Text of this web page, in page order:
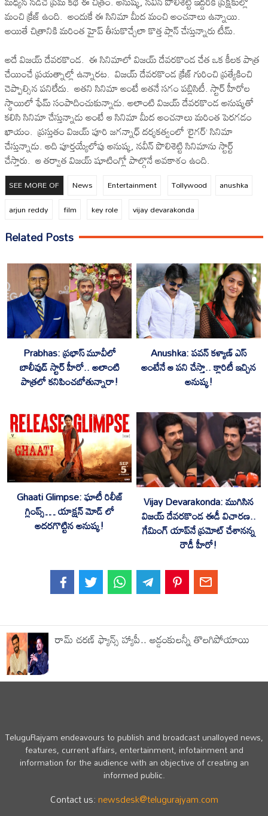
మంచి క్రేజ్ ఉంది. అందుకే ఈ సినిమా మీద మంచి అంచనాలు ఉన్నాయి.
అయితే చిత్రానికి మరింత హైప్ తీసుకొచ్చేలా కొత్త ప్లాన్ చేస్తున్నారు టీమ్.
అదే విజయ్ దేవరకొండ. ఈ సినిమాలో విజయ్ దేవరకొండ చేత ఒక కీలక పాత్ర
చేయించే ప్రయత్నాల్లో ఉన్నారట. విజయ్ దేవరకొండ క్రేజ్ గురించి ప్రత్యేకించి
చెప్పాల్సిన పనిలేదు. అతని సినిమా అంటే అతనే సగం పబ్లిసిటీ. స్టార్ హీరోల
స్థాయిలో ఫేమ్ సంపాదించుకున్నాడు. అలాంటి విజయ్ దేవరకొండ అనుష్కతో
కలిసి సినిమా చేస్తున్నాడు అంటే ఆ సినిమా మీద అంచనాలు మరింత పెరగడం
ఖాయం. ప్రస్తుతం విజయ్ పూరి జగన్నాధ్ దర్శకత్వంలో ‘లైగర్’ సినిమా
చేస్తున్నాడు. అది పూర్తయ్యేలోపు అనుష్క, నవీన్ పొలిశెట్టి సినిమాను స్టార్ట్
చేస్తారు. ఆ తర్వాత విజయ్ షూటింగ్లో పాల్గొనే అవకాశం ఉంది.
SEE MORE OF News Entertainment Tollywood
anushka
arjun reddy
film key role vijay devarakonda
Related Posts
‎Prabhas: ప్రభాస్ మూవీలో
బాలీవుడ్ స్టార్ హీరో.. అలాంటి
పాత్రలో కనిపించబోతున్నారా!
Anushka: పవన్ కళ్యాణ్ ఎస్
అంటేనే ఆ పని చేస్తా.. క్లారిటీ ఇచ్చిన
అనుష్క!
Ghaati Glimpse: ఘాటీ రిలీజ్
గ్లింప్స్… యాక్షన్ మోడ్ లో
అదరగొట్టిన అనుష్క!
‎Vijay Devarakonda: ముగిసిన
విజయ్ దేవరకొండ ఈడీ విచారణ..
గేమింగ్‌ యాప్‌నే ప్రమోట్‌ చేశానన్న
రౌడీ హీరో!
రామ్ చరణ్ ఫ్యాన్స్ హ్యాపీ.. అడ్డంకులన్నీ తొలగిపోయాయి
TeluguRajyam endeavours to publish and broadcast unalloyed news,
features, current affairs, entertainment, infotainment and
information for the audience with an objective of creating an
informed public.
Contact us:newsdesk@telugurajyam.com